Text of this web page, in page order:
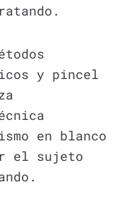
y pincel
en blanco
el sujeto